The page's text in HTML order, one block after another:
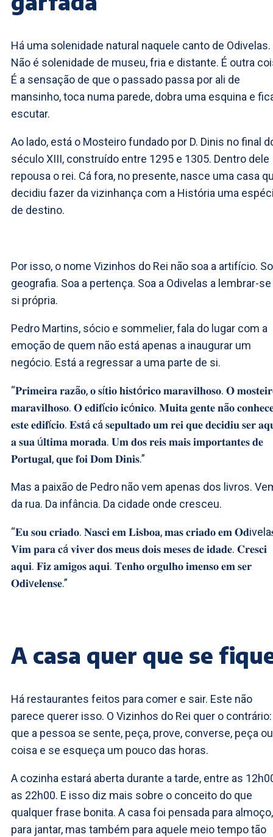
Há uma solenidade natural naquele canto de Odivelas.
Não é solenidade de museu, fria e distante. É outra
É a sensação de que o passado passa por ali de
mansinho, toca numa parede, dobra uma esquina e
escutar.
Ao lado, está o Mosteiro fundado por D. Dinis no final
século XIII, construído entre 1295 e 1305. Dentro dele
repousa o rei. Cá fora, no presente, nasce uma casa
decidiu fazer da vizinhança com a História uma
de destino.
Por isso, o nome Vizinhos do Rei não soa a artifício.
geografia. Soa a pertença. Soa a Odivelas a lembrar-
si própria.
Pedro Martins, sócio e sommelier, fala do lugar com a
emoção de quem não está apenas a inaugurar um
negócio. Está a regressar a uma parte de si.
“𝐏𝐫𝐢𝐦𝐞𝐢𝐫𝐚 𝐫𝐚𝐳ã𝐨, 𝐨 𝐬í𝐭𝐢𝐨 𝐡𝐢𝐬𝐭ó𝐫𝐢𝐜𝐨 𝐦𝐚𝐫𝐚𝐯𝐢𝐥𝐡𝐨𝐬𝐨. 𝐎
𝐦𝐚𝐫𝐚𝐯𝐢𝐥𝐡𝐨𝐬𝐨. 𝐎 𝐞𝐝𝐢𝐟í𝐜𝐢𝐨 𝐢𝐜ó𝐧𝐢𝐜𝐨. 𝐌𝐮𝐢𝐭𝐚 𝐠𝐞𝐧𝐭𝐞 𝐧ã𝐨
𝐞𝐬𝐭𝐞 𝐞𝐝𝐢𝐟í𝐜𝐢𝐨. 𝐄𝐬𝐭á 𝐜á 𝐬𝐞𝐩𝐮𝐥𝐭𝐚𝐝𝐨 𝐮𝐦 𝐫𝐞𝐢 𝐪𝐮𝐞 𝐝𝐞𝐜𝐢𝐝𝐢𝐮 𝐬𝐞𝐫
𝐚 𝐬𝐮𝐚 ú𝐥𝐭𝐢𝐦𝐚 𝐦𝐨𝐫𝐚𝐝𝐚. 𝐔𝐦 𝐝𝐨𝐬 𝐫𝐞𝐢𝐬 𝐦𝐚𝐢𝐬 𝐢𝐦𝐩𝐨𝐫𝐭𝐚𝐧𝐭𝐞𝐬 𝐝𝐞
𝐏𝐨𝐫𝐭𝐮𝐠𝐚𝐥, 𝐪𝐮𝐞 𝐟𝐨𝐢 𝐃𝐨𝐦 𝐃𝐢𝐧𝐢𝐬.”
Mas a paixão de Pedro não vem apenas dos livros.
da rua. Da infância. Da cidade onde cresceu.
“𝐄𝐮 𝐬𝐨𝐮 𝐜𝐫𝐢𝐚𝐝𝐨. 𝐍𝐚𝐬𝐜𝐢 𝐞𝐦 𝐋𝐢𝐬𝐛𝐨𝐚, 𝐦𝐚𝐬 𝐜𝐫𝐢𝐚𝐝𝐨 𝐞𝐦
𝐕𝐢𝐦 𝐩𝐚𝐫𝐚 𝐜á 𝐯𝐢𝐯𝐞𝐫 𝐝𝐨𝐬 𝐦𝐞𝐮𝐬 𝐝𝐨𝐢𝐬 𝐦𝐞𝐬𝐞𝐬 𝐝𝐞 𝐢𝐝𝐚𝐝𝐞. 𝐂𝐫𝐞𝐬𝐜𝐢
𝐚𝐪𝐮𝐢. 𝐅𝐢𝐳 𝐚𝐦𝐢𝐠𝐨𝐬 𝐚𝐪𝐮𝐢. 𝐓𝐞𝐧𝐡𝐨 𝐨𝐫𝐠𝐮𝐥𝐡𝐨 𝐢𝐦𝐞𝐧𝐬𝐨 𝐞𝐦 𝐬𝐞𝐫
𝐎𝐝𝐢v𝐞𝐥𝐞𝐧𝐬𝐞.”
A casa quer que se
Há restaurantes feitos para comer e sair. Este não
parece querer isso. O Vizinhos do Rei quer o contrário:
que a pessoa se sente, peça, prove, converse, peça
coisa e se esqueça um pouco das horas.
A cozinha estará aberta durante a tarde, entre as
as 22h00. E isso diz mais sobre o conceito do que
qualquer frase bonita. A casa foi pensada para almoço,
para jantar, mas também para aquele meio tempo tão